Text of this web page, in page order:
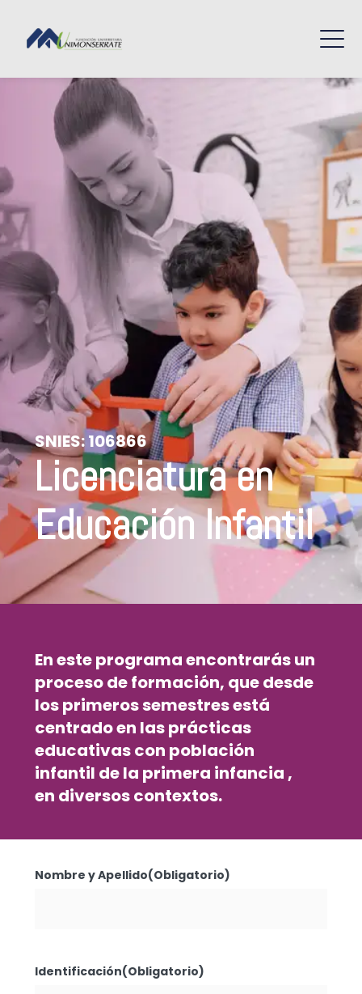
SNIES:106866
Licenciatura en
Educación Infantil
En esteprogramaencontrarás un
proceso de formación, que desde
los primeros semestres está
centrado en las prácticas
educativas con población
infantil de la primera infancia ,
en diversos contextos.
Nombre y Apellido(Obligatorio)
Identificación(Obligatorio)